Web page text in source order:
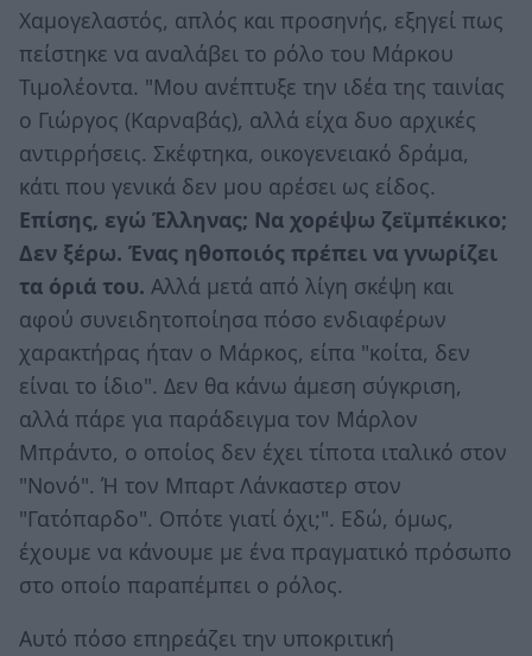
Χαμογελαστός, απλός και προσηνής, εξηγεί πως
πείστηκε να αναλάβει το ρόλο του Μάρκου
Τιμολέοντα. "Μου ανέπτυξε την ιδέα της ταινίας
ο Γιώργος (Καρναβάς), αλλά είχα δυο αρχικές
αντιρρήσεις. Σκέφτηκα, οικογενειακό δράμα,
κάτι που γενικά δεν μου αρέσει ως είδος.
Επίσης, εγώ Έλληνας; Να χορέψω ζεϊμπέκικο;
Δεν ξέρω. Ένας ηθοποιός πρέπει να γνωρίζει
τα όριά του. Αλλά μετά από λίγη σκέψη και
αφού συνειδητοποίησα πόσο ενδιαφέρων
χαρακτήρας ήταν ο Μάρκος, είπα "κοίτα, δεν
είναι το ίδιο". Δεν θα κάνω άμεση σύγκριση,
αλλά πάρε για παράδειγμα τον Μάρλον
Μπράντο, ο οποίος δεν έχει τίποτα ιταλικό στον
"Νονό". Ή τον Μπαρτ Λάνκαστερ στον
"Γατόπαρδο". Οπότε γιατί όχι;". Εδώ, όμως,
έχουμε να κάνουμε με ένα πραγματικό πρόσωπο
στο οποίο παραπέμπει ο ρόλος.
Αυτό πόσο επηρεάζει την υποκριτική